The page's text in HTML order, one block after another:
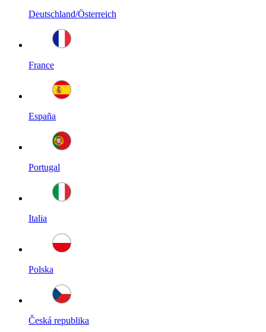
Deutschland/Österreich
France
España
Portugal
Italia
Polska
Česká republika